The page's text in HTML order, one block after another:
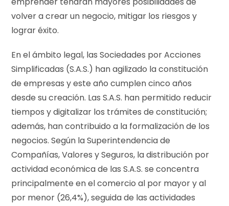
volver a crear un negocio, mitigar los riesgos y
lograr éxito.
En el ámbito legal, las Sociedades por Acciones
Simplificadas (S.A.S.) han agilizado la constitución
de empresas y este año cumplen cinco años
desde su creación. Las S.A.S. han permitido reducir
tiempos y digitalizar los trámites de constitución;
además, han contribuido a la formalización de los
negocios. Según la Superintendencia de
Compañías, Valores y Seguros, la distribución por
actividad económica de las S.A.S. se concentra
principalmente en el comercio al por mayor y al
por menor (26,4%), seguida de las actividades